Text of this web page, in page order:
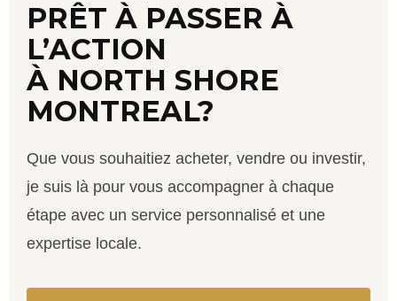
PRÊT À PASSER À
L’ACTION
À NORTH SHORE
MONTREAL?
Que vous souhaitiez acheter, vendre ou investir,
je suis là pour vous accompagner à chaque
étape avec un service personnalisé et une
expertise locale.